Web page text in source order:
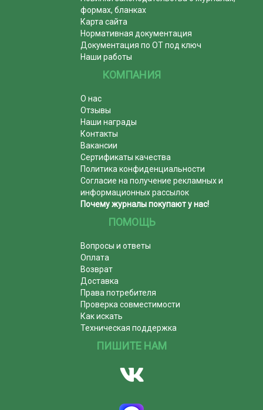
формах, бланках
Карта сайта
Нормативная документация
Документация по ОТ под ключ
Наши работы
КОМПАНИЯ
О нас
Отзывы
Наши награды
Контакты
Вакансии
Сертификаты качества
Политика конфиденциальности
Согласие на получение рекламных и
информационных рассылок
Почему журналы покупают у нас!
ПОМОЩЬ
Вопросы и ответы
Оплата
Возврат
Доставка
Права потребителя
Проверка совместимости
Как искать
Техническая поддержка
ПИШИТЕ НАМ